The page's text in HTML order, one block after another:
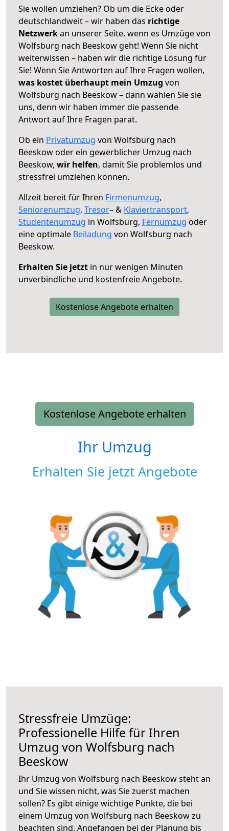
Sie wollen umziehen? Ob um die Ecke oder
deutschlandweit – wir haben das richtige
Netzwerkan unserer Seite, wenn es Umzüge von
Wolfsburg nach Beeskow geht! Wenn Sie nicht
weiterwissen – haben wir die richtige Lösung für
Sie! Wenn Sie Antworten auf Ihre Fragen wollen,
was kostet überhaupt mein Umzug von
Wolfsburg nach Beeskow – dann wählen Sie sie
uns, denn wir haben immer die passende
Antwort auf Ihre Fragen parat.
Ob ein Privatumzug von Wolfsburg nach
Beeskow oder ein gewerblicher Umzug nach
Beeskow, wir helfen, damit Sie problemlos und
stressfrei umziehen können.
Allzeit bereit für Ihren Firmenumzug,
Seniorenumzug, Tresor– & Klaviertransport,
Studentenumzug in Wolfsburg, Fernumzug oder
eine optimale Beiladung von Wolfsburg nach
Beeskow.
Erhalten Sie jetzt in nur wenigen Minuten
unverbindliche und kostenfreie Angebote.
Kostenlose Angebote erhalten
Kostenlose Angebote erhalten
Ihr Umzug
Erhalten Sie jetzt Angebote
Stressfreie Umzüge:
Professionelle Hilfe für Ihren
Umzug von Wolfsburg nach
Beeskow
Ihr Umzug von Wolfsburg nach Beeskow steht an
und Sie wissen nicht, was Sie zuerst machen
sollen? Es gibt einige wichtige Punkte, die bei
einem Umzug von Wolfsburg nach Beeskow zu
beachten sind. Angefangen bei der Planung bis